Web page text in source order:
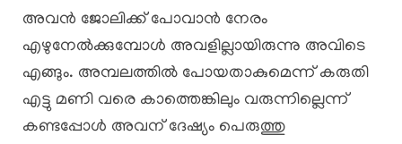
അവൻ ജോലിക്ക് പോവാൻ നേരം
എഴുനേൽക്കുമ്പോൾ അവളില്ലായിരുന്നു അവിടെ
എങ്ങും. അമ്പലത്തിൽ പോയതാകുമെന്ന് കരുതി
എട്ടു മണി വരെ കാത്തെങ്കിലും വരുന്നില്ലെന്ന്
കണ്ടപ്പോൾ അവന് ദേഷ്യം പെരുത്തു